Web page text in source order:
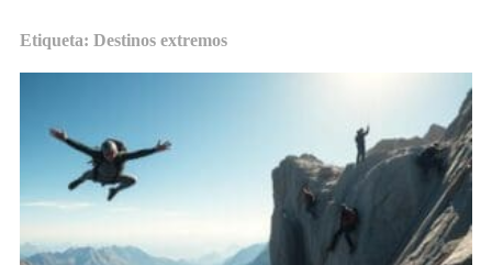
Etiqueta: Destinos extremos